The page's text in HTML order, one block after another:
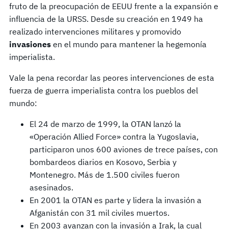
fruto de la preocupación de EEUU frente a la expansión e
influencia de la URSS. Desde su creación en 1949 ha
realizado intervenciones militares y promovido
invasiones en el mundo para mantener la hegemonía
imperialista.
Vale la pena recordar las peores intervenciones de esta
fuerza de guerra imperialista contra los pueblos del
mundo:
El 24 de marzo de 1999, la OTAN lanzó la
«Operación Allied Force» contra la Yugoslavia,
participaron unos 600 aviones de trece países, con
bombardeos diarios en Kosovo, Serbia y
Montenegro. Más de 1.500 civiles fueron
asesinados.
En 2001 la OTAN es parte y lidera la invasión a
Afganistán con 31 mil civiles muertos.
En 2003 avanzan con la invasión a Irak, la cual